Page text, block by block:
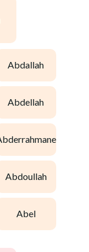
abdallah
abdellah
abderrahmane
abdoullah
abel